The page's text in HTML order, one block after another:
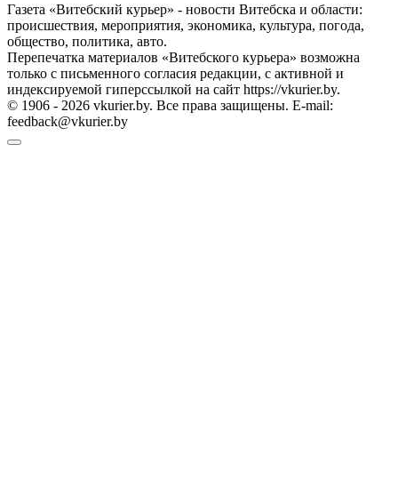
Газета «Витебский курьер» - новости Витебска и области:
происшествия, мероприятия, экономика, культура, погода,
общество, политика, авто.
Перепечатка материалов «Витебского курьера» возможна
только с письменного согласия редакции, с активной и
индексируемой гиперссылкой на сайт https://vkurier.by.
© 1906 - 2026 vkurier.by. Все права защищены. E-mail:
feedback@vkurier.by